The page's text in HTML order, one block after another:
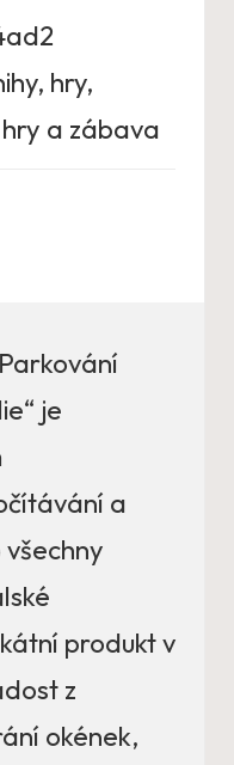
hry,
a zábava
je
a
produkt v
z
okének,